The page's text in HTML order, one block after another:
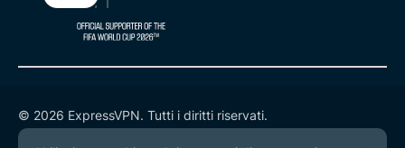
© 2026 ExpressVPN. Tutti i diritti riservati.
Informativa sulla privacy